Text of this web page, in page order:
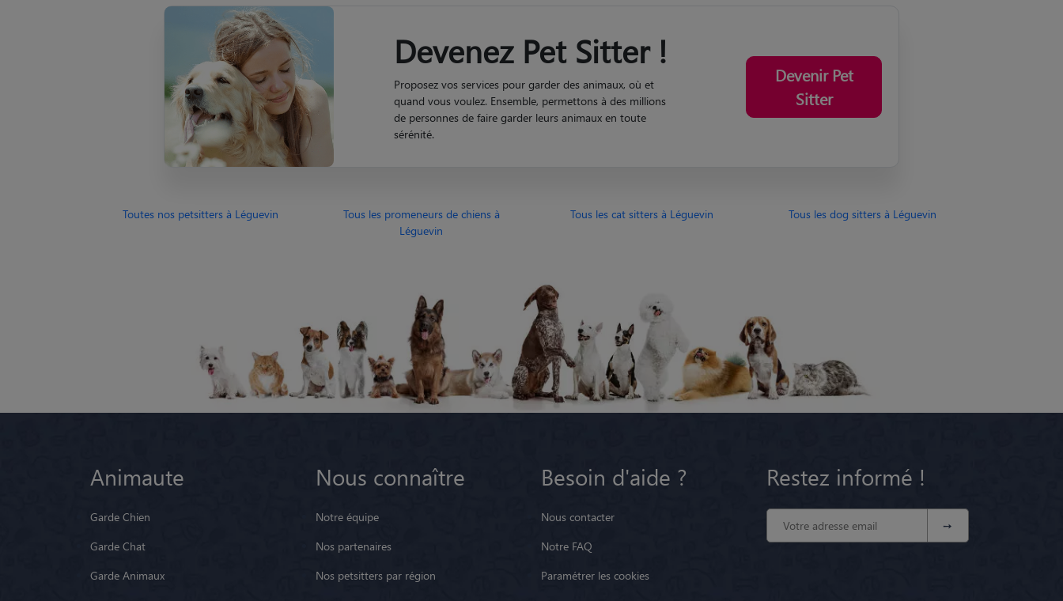
Devenez Pet Sitter !
Proposez vos services pour garder des animaux, où et
quand vous voulez. Ensemble, permettons à des millions
de personnes de faire garder leurs animaux en toute
sérénité.
Devenir Pet
Sitter
Toutes nos petsitters à Léguevin
Tous les promeneurs de chiens à
Léguevin
Tous les cat sitters à Léguevin Tous les dog sitters à Léguevin
Animaute
Garde Chien
Garde Chat
Garde Animaux
Nous connaître
Notre équipe
Nos partenaires
Nos petsitters par région
Besoin d'aide ?
Nous contacter
Notre FAQ
Paramétrer les cookies
Restez informé !